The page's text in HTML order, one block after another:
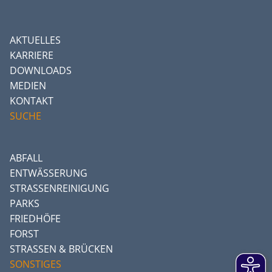
AKTUELLES
KARRIERE
DOWNLOADS
MEDIEN
KONTAKT
SUCHE
ABFALL
ENTWÄSSERUNG
STRASSENREINIGUNG
PARKS
FRIEDHÖFE
FORST
STRASSEN & BRÜCKEN
SONSTIGES